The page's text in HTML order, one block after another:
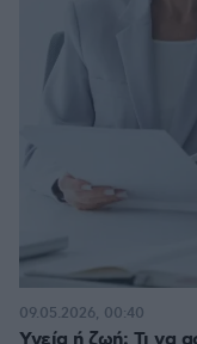
09.05.2026, 00:40